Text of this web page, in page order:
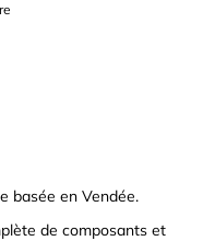
basée en Vendée.
de composants et